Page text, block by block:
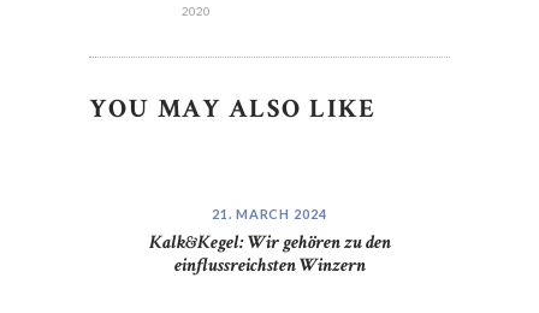
2020
YOU MAY ALSO LIKE
21. MARCH 2024
Kalk&Kegel: Wir gehören zu den
einflussreichsten Winzern